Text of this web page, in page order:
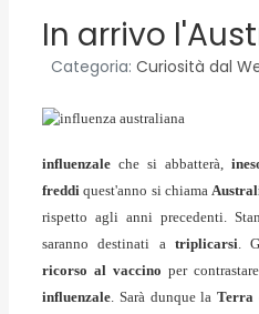
In arrivo
Categoria: Curiosità dal
influenzale che si abbatterà,
freddi quest'anno si chiama
rispetto agli anni precedenti.
saranno destinati a triplicarsi.
ricorso al vaccino per
influenzale. Sarà dunque laTerra